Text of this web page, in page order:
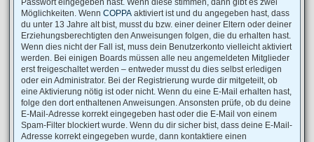
Passwort eingegeben hast. Wenn diese stimmen, dann gibt es zwei
Möglichkeiten. Wenn COPPA aktiviert ist und du angegeben hast, dass
du unter 13 Jahre alt bist, musst du bzw. einer deiner Eltern oder deiner
Erziehungsberechtigten den Anweisungen folgen, die du erhalten hast.
Wenn dies nicht der Fall ist, muss dein Benutzerkonto vielleicht aktiviert
werden. Bei einigen Boards müssen alle neu angemeldeten Mitglieder
erst freigeschaltet werden – entweder musst du dies selbst erledigen
oder ein Administrator. Bei der Registrierung wurde dir mitgeteilt, ob
eine Aktivierung nötig ist oder nicht. Wenn du eine E-Mail erhalten hast,
folge den dort enthaltenen Anweisungen. Ansonsten prüfe, ob du deine
E-Mail-Adresse korrekt eingegeben hast oder die E-Mail von einem
Spam-Filter blockiert wurde. Wenn du dir sicher bist, dass deine E-Mail-
Adresse korrekt eingegeben wurde, dann kontaktiere einen